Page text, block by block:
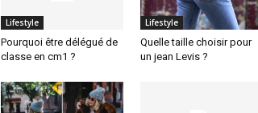
Lifestyle
Pourquoi être délégué de
classe en cm1 ?
Lifestyle
Quelle taille choisir pour
un jean Levis ?